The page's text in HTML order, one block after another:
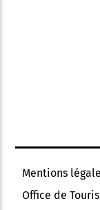
Mentions
Office de